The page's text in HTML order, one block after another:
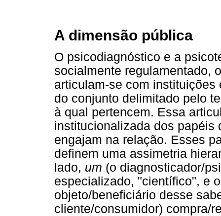
A dimensão pública
O psicodiagnóstico e a
socialmente regulamentado,
articulam-se com
do conjunto delimitado pelo
à qual pertencem. Essa
institucionalizada dos papéis
engajam na relação. Esses
definem uma assimetria
lado, um (o diagnosticador/
especializado, "científico", e
objeto/beneficiário desse
cliente/consumidor) compra/